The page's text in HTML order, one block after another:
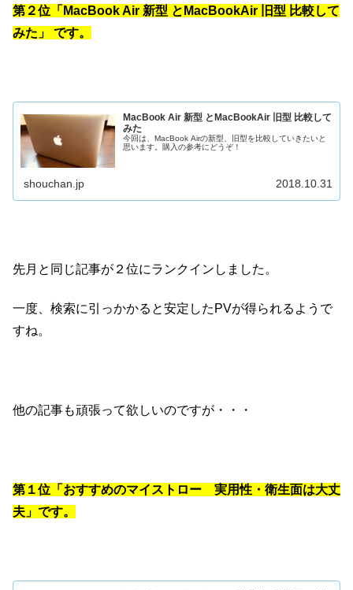
第２位「MacBook Air 新型 とMacBookAir 旧型 比較して
みた」 です。
MacBook Air 新型 とMacBookAir 旧型 比較して
みた
今回は、MacBook Airの新型、旧型を比較していきたいと
思います。購入の参考にどうぞ！
shouchan.jp 2018.10.31
先月と同じ記事が２位にランクインしました。
一度、検索に引っかかると安定したPVが得られるようで
すね。
他の記事も頑張って欲しいのですが・・・
第１位「おすすめのマイストロー 実用性・衛生面は大丈
夫」です。